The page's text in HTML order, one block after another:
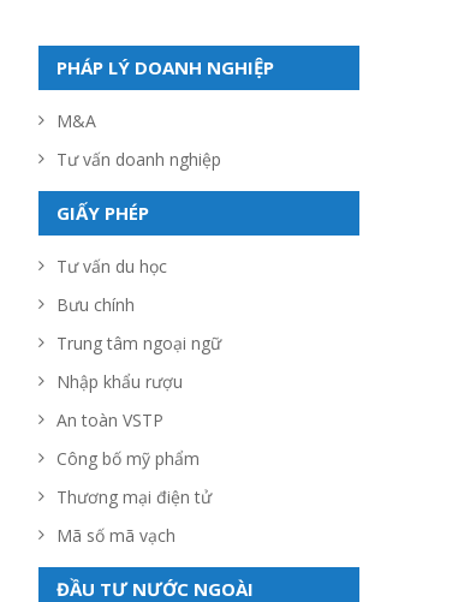
PHÁP LÝ DOANH NGHIỆP
M&A
Tư vấn doanh nghiệp
GIẤY PHÉP
Tư vấn du học
Bưu chính
Trung tâm ngoại ngữ
Nhập khẩu rượu
An toàn VSTP
Công bố mỹ phẩm
Thương mại điện tử
Mã số mã vạch
ĐẦU TƯ NƯỚC NGOÀI